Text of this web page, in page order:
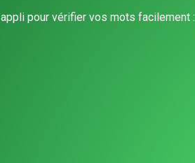
pour vérifier vos mots facilement :